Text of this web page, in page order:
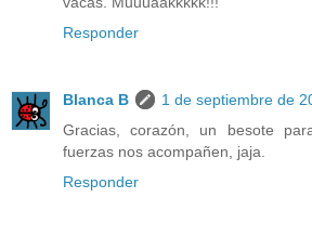
Responder
Blanca B
1 de septiembre de
Gracias, corazón, un besote
fuerzas nos acompañen, jaja.
Responder